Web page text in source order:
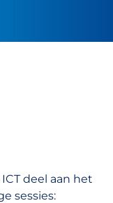
deel aan het
sessies: